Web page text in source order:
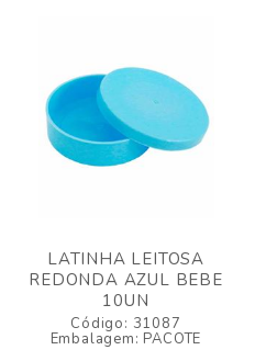
LATINHA LEITOSA
REDONDA AZUL BEBE
10UN
Código: 31087
Embalagem: PACOTE